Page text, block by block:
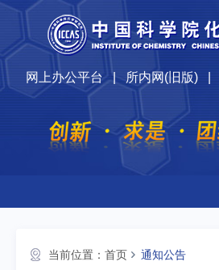
网上办公平台|所内网(旧版)|
当前位置： 首页 通知公告